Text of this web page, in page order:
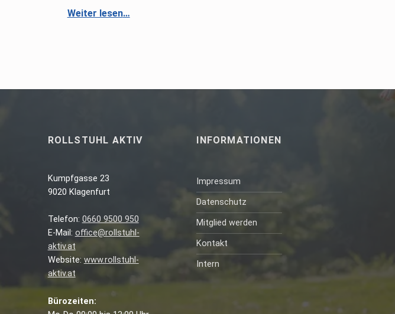
Weiter lesen“Monoskikurs für Anfänger und Fortgeschrittene …”
…
ROLLSTUHL AKTIV
Kumpfgasse 23
9020 Klagenfurt
Telefon: 0660 9500 950
E-Mail: office@rollstuhl-
aktiv.at
Website: www.rollstuhl-
aktiv.at
Bürozeiten:
INFORMATIONEN
Impressum
Datenschutz
Mitglied werden
Kontakt
Intern